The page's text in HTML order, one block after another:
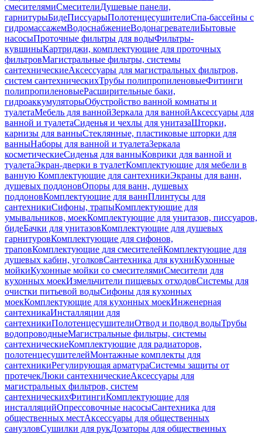
смесителямиСмесителиДушевые панели,
гарнитурыБидеПиссуарыПолотенцесушителиСпа-бассейны с
гидромассажемВодоснабжениеВодонагревателиБытовые
насосыПроточные фильтры для водыФильтры-
кувшиныКартриджи, комплектующие для проточных
фильтровМагистральные фильтры, системы
сантехническиеАксессуары для магистральных фильтров,
систем сантехническихТрубы полипропиленовыеФитинги
полипропиленовыеРасширительные баки,
гидроаккумуляторыОбустройство ванной комнаты и
туалетаМебель для ваннойЗеркала для ваннойАксессуары для
ванной и туалетаСиденья и чехлы для унитазаШторки,
карнизы для ванныСтеклянные, пластиковые шторки для
ванныНаборы для ванной и туалетаЗеркала
косметическиеСиденья для ванныКоврики для ванной и
туалетаЭкран-дверки в туалетКомплектующие для мебели в
ванную Комплектующие для сантехникиЭкраны для ванн,
душевых поддоновОпоры для ванн, душевых
поддоновКомплектующие для ваннПлинтусы для
сантехникиСифоны, трапыКомплектующие для
умывальников, моекКомплектующие для унитазов, писсуаров,
бидеБачки для унитазовКомплектующие для душевых
гарнитуровКомплектующие для сифонов,
траповКомплектующие для смесителейКомплектующие для
душевых кабин, уголковСантехника для кухниКухонные
мойкиКухонные мойки со смесителямиСмесители для
кухонных моекИзмельчители пищевых отходовСистемы для
очистки питьевой водыСифоны для кухонных
моекКомплектующие для кухонных моекИнженерная
сантехникаИнсталляции для
сантехникиПолотенцесушителиОтвод и подвод водыТрубы
водопроводныеМагистральные фильтры, системы
сантехническиеКомплектующие для радиаторов,
полотенцесушителейМонтажные комплекты для
сантехникиРегулирующая арматураСистемы защиты от
протечекЛюки сантехническиеАксессуары для
магистральных фильтров, систем
сантехническихФитингиКомплектующие для
инсталляцийОпрессовочные насосыСантехника для
общественных местАксессуары для общественных
санузловСушилки для рукДозаторы для общественных